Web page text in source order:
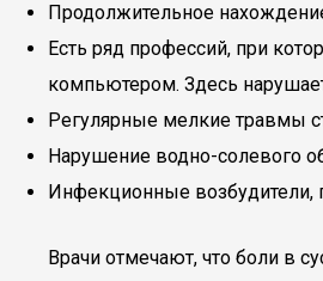
Продолжительное
Есть ряд профессий, при
компьютером. Здесь
Регулярные мелкие травмы
Нарушение водно-солевого
Инфекционные
Врачи отмечают, что боли в